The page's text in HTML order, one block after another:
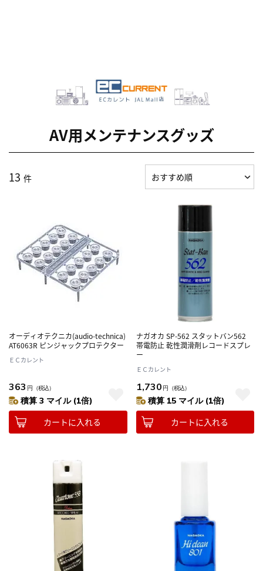
AV用メンテナンスグッズ
13 件
オーディオテクニカ(audio-technica)
AT6063R ピンジャックプロテクター
ＥＣカレント
363 円 （税込）
積算 3 マイル (1倍)
カートに入れる
ナガオカ SP-562 スタットバン562
帯電防止 乾性潤滑剤レコードスプレ
ー
ＥＣカレント
1,730 円 （税込）
積算 15 マイル (1倍)
カートに入れる